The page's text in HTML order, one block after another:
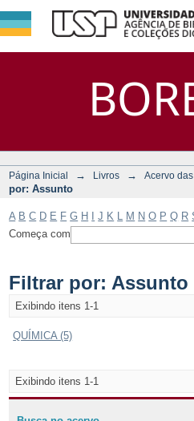
Assunto
DSpace/
Página Inicial → Livros → Acervo
por: Assunto
A B C D E F G H J K M N O P Q R
Começa com
Filtrar por: Assunto
Exibindo itens 1-1
QUÍMICA (5)
Exibindo itens 1-1